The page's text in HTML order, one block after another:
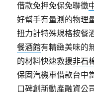
借款免押免保免聯徵
好幫手有量測的物理
扭力計特殊規格按餐
餐酒館有精緻美味的
的材料快速救援非石
保固汽機車借款台中
口碑創新動產融資公